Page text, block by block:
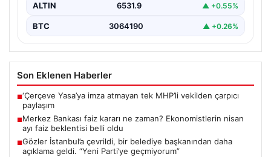
ALTIN 6531.9 ▲ +0.55%
BTC 3064190 ▲ +0.26%
Son Eklenen Haberler
■‘Çerçeve Yasa’ya imza atmayan tek MHP’li vekilden çarpıcı
paylaşım
■Merkez Bankası faiz kararı ne zaman? Ekonomistlerin nisan
ayı faiz beklentisi belli oldu
■Gözler İstanbul’a çevrildi, bir belediye başkanından daha
açıklama geldi. “Yeni Parti’ye geçmiyorum”